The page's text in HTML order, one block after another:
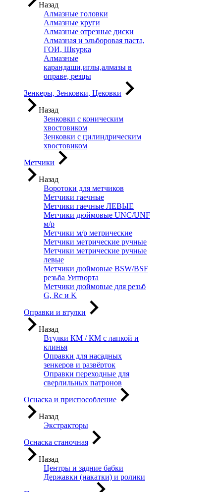
Назад
Алмазные головки
Алмазные круги
Алмазные отрезные диски
Алмазная и эльборовая паста,
ГОИ, Шкурка
Алмазные
карандаши,иглы,алмазы в
оправе, резцы
Зенкеры, Зенковки, Цековки
Назад
Зенковки с коническим
хвостовиком
Зенковки с цилиндрическим
хвостовиком
Метчики
Назад
Воротоки для метчиков
Метчики гаечные
Метчики гаечные ЛЕВЫЕ
Метчики дюймовые UNC/UNF
м/р
Метчики м/р метрические
Метчики метрические ручные
Метчики метрические ручные
левые
Метчики дюймовые BSW/BSF
резьба Уитворта
Метчики дюймовые для резьб
G, Rc и K
Оправки и втулки
Назад
Втулки КМ / КМ с лапкой и
клинья
Оправки для насадных
зенкеров и развёрток
Оправки переходные для
сверлильных патронов
Оснаска и приспособление
Назад
Экстракторы
Оснаска станочная
Назад
Центры и задние бабки
Державки (накатки) и ролики